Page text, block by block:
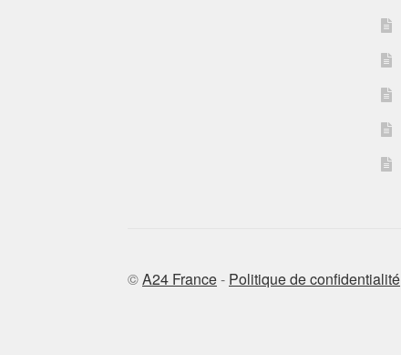
©A24 France- Politique de confidentialité